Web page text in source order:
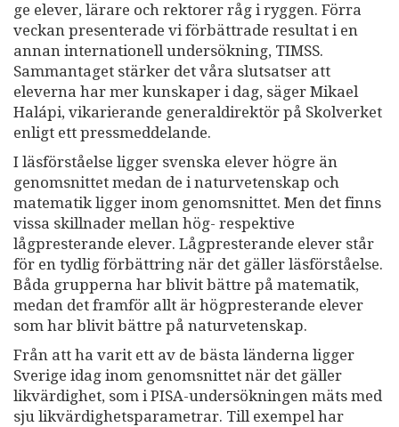
ge elever, lärare och rektorer råg i ryggen. Förra
veckan presenterade vi förbättrade resultat i en
annan internationell undersökning, TIMSS.
Sammantaget stärker det våra slutsatser att
eleverna har mer kunskaper i dag, säger Mikael
Halápi, vikarierande generaldirektör på Skolverket
enligt ett pressmeddelande.
I läsförståelse ligger svenska elever högre än
genomsnittet medan de i naturvetenskap och
matematik ligger inom genomsnittet. Men det finns
vissa skillnader mellan hög- respektive
lågpresterande elever. Lågpresterande elever står
för en tydlig förbättring när det gäller läsförståelse.
Båda grupperna har blivit bättre på matematik,
medan det framför allt är högpresterande elever
som har blivit bättre på naturvetenskap.
Från att ha varit ett av de bästa länderna ligger
Sverige idag inom genomsnittet när det gäller
likvärdighet, som i PISA-undersökningen mäts med
sju likvärdighetsparametrar. Till exempel har